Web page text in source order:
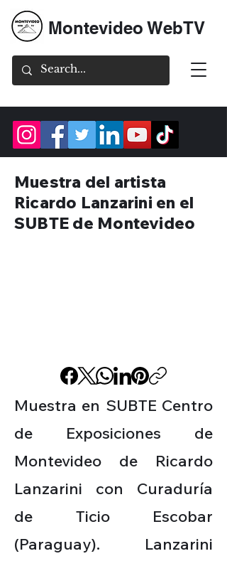
Montevideo WebTV
Muestra del artista
Ricardo Lanzarini en el
SUBTE de Montevideo
Muestra en SUBTE Centro
de Exposiciones de
Montevideo de Ricardo
Lanzarini con Curaduría
de Ticio Escobar
(Paraguay). Lanzarini